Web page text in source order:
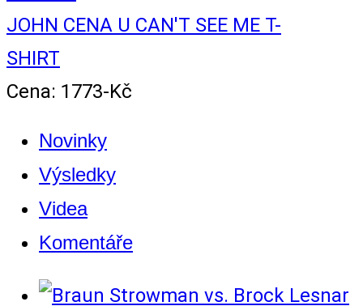
JOHN CENA U CAN'T SEE ME T-
SHIRT
Cena: 1773-Kč
Novinky
Výsledky
Videa
Komentáře